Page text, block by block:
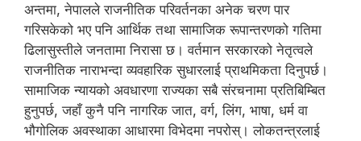
अन्तमा, नेपालले राजनीतिक परिवर्तनका अनेक चरण पार
गरिसकेको भए पनि आर्थिक तथा सामाजिक रूपान्तरणको गतिमा
ढिलासुस्तीले जनतामा निरासा छ। वर्तमान सरकारको नेतृत्वले
राजनीतिक नाराभन्दा व्यवहारिक सुधारलाई प्राथमिकता दिनुपर्छ।
सामाजिक न्यायको अवधारणा राज्यका सबै संरचनामा प्रतिबिम्बित
हुनुपर्छ, जहाँ कुनै पनि नागरिक जात, वर्ग, लिंग, भाषा, धर्म वा
भौगोलिक अवस्थाका आधारमा विभेदमा नपरोस्। लोकतन्त्रलाई